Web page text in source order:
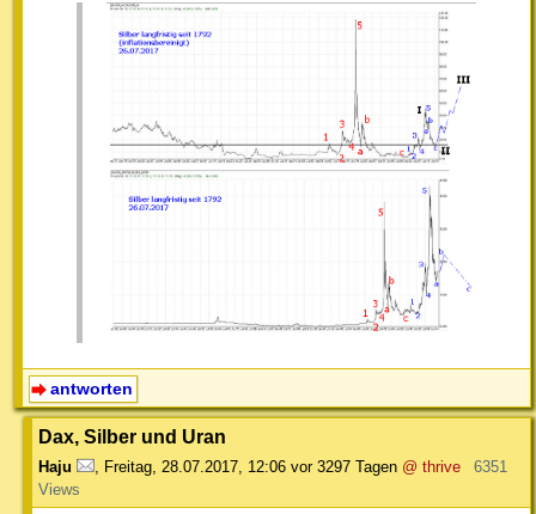
antworten
Dax, Silber und Uran
Haju Freitag, 28.07.2017, 12:06 vor 3297 Tagen @ thrive
6351
Views